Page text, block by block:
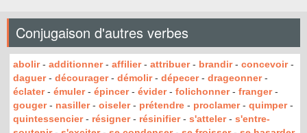
Conjugaison d'autres verbes
abolir- additionner- affilier- attribuer- brandir- concevoir-
daguer- décourager- démolir- dépecer- drageonner-
éclater- émuler- épincer- évider- folichonner- franger-
gouger- nasiller- oiseler- prétendre - proclamer- quimper-
quintessencier- résigner- résinifier- s'atteler- s'entre-